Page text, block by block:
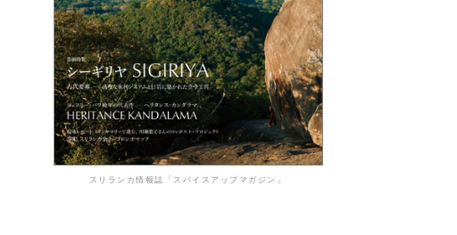
スリランカ情報誌「スパイスアップマガジン」